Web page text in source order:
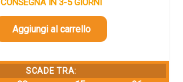
CONSEGNA IN 3-5 GIORNI
Aggiungi al carrello
SCADE TRA: